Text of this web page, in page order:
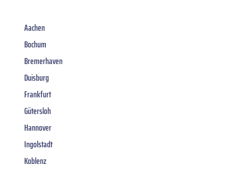
Aachen
Bochum
Bremerhaven
Duisburg
Frankfurt
Gütersloh
Hannover
Ingolstadt
Koblenz